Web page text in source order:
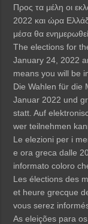
Προς τα μέλη οι
2022 και ώρα
μέσα θα
The elections for
January 24, 2022
means you will be
Die Wahlen für die
Januar 2022 und
statt. Auf
wer teilnehmen
Le elezioni per i
e ora greca dalle
informato coloro
Les élections des
et heure grecque
vous serez
As eleições para